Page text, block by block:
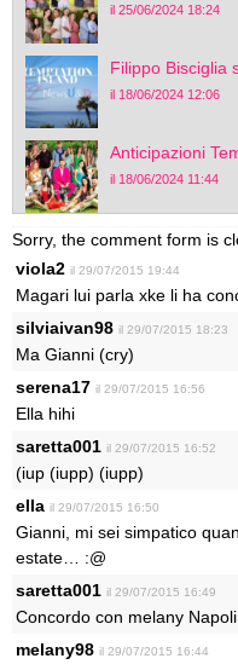
il 25/06/2024 18:24
Filippo Bisciglia
il 18/06/2024 12:06
Anticipazioni
il 18/06/2024 11:44
Sorry, the comment form is
viola2 il 29/07/2015 19:44
Magari lui parla xke li ha
silviaivan98 il 29/07/2015 18:23
Ma Gianni (cry)
serena17 il 29/07/2015 16:56
Ella hihi
saretta001 il 29/07/2015 16:52
(iup (iupp) (iupp)
ella il 29/07/2015 16:50
Gianni, mi sei simpatico
estate… :@
saretta001 il 29/07/2015 16:49
Concordo con melany
melany98 il 29/07/2015 16:44